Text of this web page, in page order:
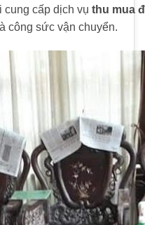
cung cấp dịch vụ thu mua
công sức vận chuyển.